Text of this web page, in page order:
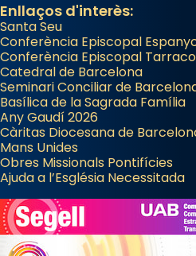
Enllaços d'interès:
Santa Seu
Conferència Episcopal
Conferència Episcopal
Catedral de Barcelona
Seminari Conciliar de
Basílica de la Sagrada Família
Any Gaudí 2026
Càritas Diocesana de
Mans Unides
Obres Missionals Pontifícies
Ajuda a l’Església Necessitada